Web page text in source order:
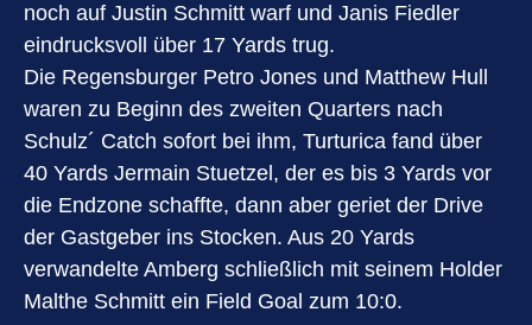
noch auf Justin Schmitt warf und Janis Fiedler
eindrucksvoll über 17 Yards trug.
Die Regensburger Petro Jones und Matthew Hull
waren zu Beginn des zweiten Quarters nach
Schulz´ Catch sofort bei ihm, Turturica fand über
40 Yards Jermain Stuetzel, der es bis 3 Yards vor
die Endzone schaffte, dann aber geriet der Drive
der Gastgeber ins Stocken. Aus 20 Yards
verwandelte Amberg schließlich mit seinem Holder
Malthe Schmitt ein Field Goal zum 10:0.